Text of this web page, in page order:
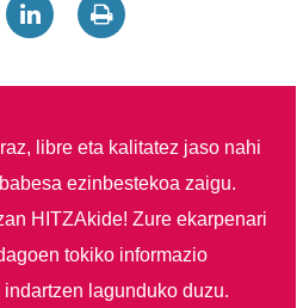
libre eta kalitatez jaso nahi
ezinbestekoa zaigu.
HITZAkide!Zure ekarpenari
tokiko informazio
lagunduko duzu.